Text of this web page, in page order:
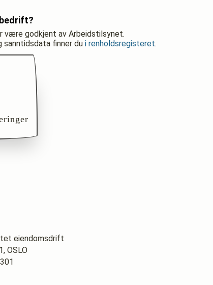
være godkjent av Arbeidstilsynet.
sanntidsdata finner du i renholdsregisteret.
eiendomsdrift
OSLO